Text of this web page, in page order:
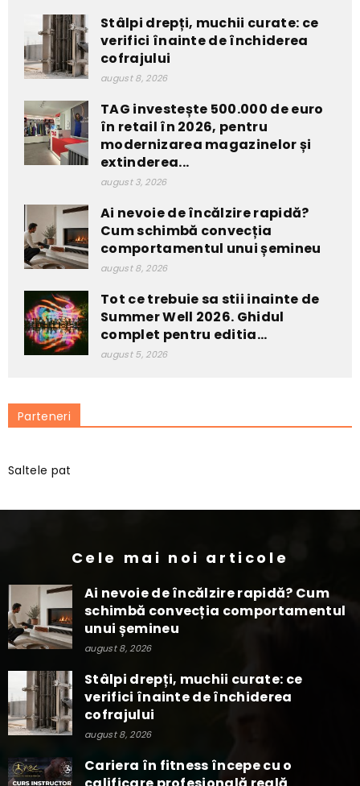
Stâlpi drepți, muchii curate: ce
verifici înainte de închiderea
cofrajului
august 8, 2026
TAG investește 500.000 de euro
în retail în 2026, pentru
modernizarea magazinelor și
extinderea...
august 3, 2026
Ai nevoie de încălzire rapidă?
Cum schimbă convecția
comportamentul unui șemineu
august 8, 2026
Tot ce trebuie sa stii inainte de
Summer Well 2026. Ghidul
complet pentru editia...
august 5, 2026
Parteneri
Saltele pat
Cele mai noi articole
Ai nevoie de încălzire rapidă? Cum
schimbă convecția comportamentul
unui șemineu
august 8, 2026
Stâlpi drepți, muchii curate: ce
verifici înainte de închiderea
cofrajului
august 8, 2026
Cariera în fitness începe cu o